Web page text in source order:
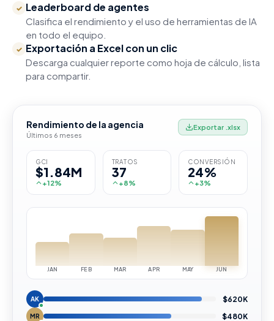
Rendimiento de la agencia
Últimos 6 meses
Exportar .xlsx
GCI
$1.84M
+12%
TRATOS
37
+8%
CONVERSIÓN
24%
+3%
JAN FEB MAR APR MAY JUN
AK $620K
MR $480K
✓ Leaderboard de agentes
Clasifica el rendimiento y el uso de herramientas de IA
en todo el equipo.
✓ Exportación a Excel con un clic
Descarga cualquier reporte como hoja de cálculo, lista
para compartir.